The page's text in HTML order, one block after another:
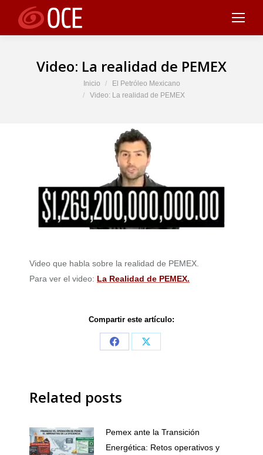
Video: La realidad de PEMEX
Inicio
El Petróleo Mexicano
Video: La realidad de PEMEX
Video que habla sobre la realidad de PEMEX.
Para ver el video: La Realidad de PEMEX.
Compartir este artículo:
Share
Share
Related posts
Pemex ante la Transición
Energética: Retos operativos y